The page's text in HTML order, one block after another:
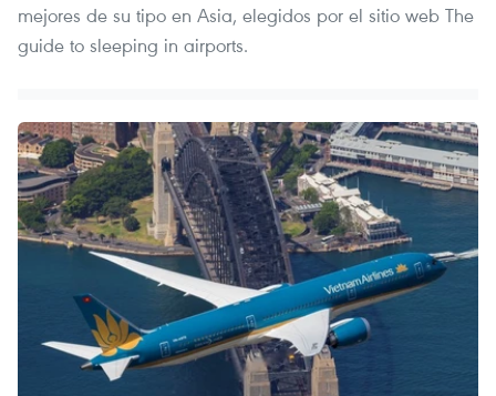
mejores de su tipo en Asia, elegidos por el sitio web The
guide to sleeping in airports.